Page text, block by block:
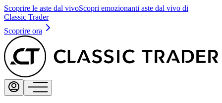
Scoprire le aste dal vivoScopri emozionanti aste dal vivo di
Classic Trader
Scoprire ora